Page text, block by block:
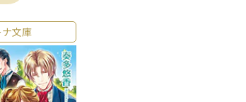
ナ文庫